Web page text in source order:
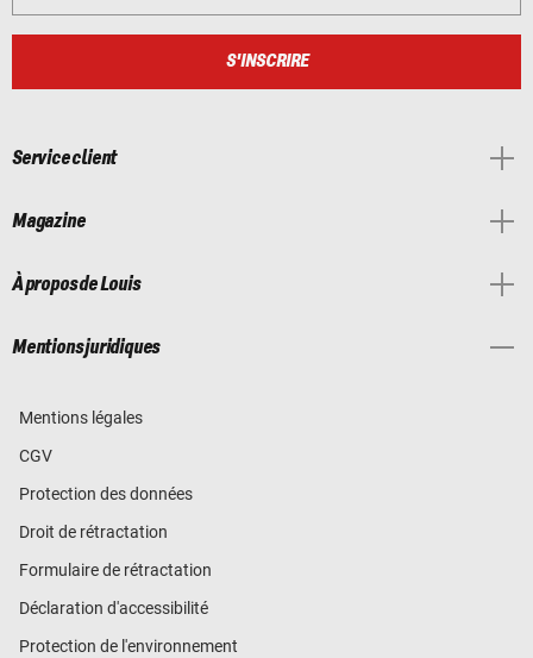
S'INSCRIRE
Service client
Magazine
À propos de Louis
Mentions juridiques
Mentions légales
CGV
Protection des données
Droit de rétractation
Formulaire de rétractation
Déclaration d'accessibilité
Protection de l'environnement